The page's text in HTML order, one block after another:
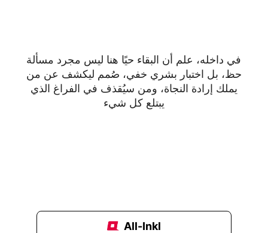
في داخله، علم أن البقاء حيًا هنا ليس مجرد مسألة
حظ، بل اختبار بشري خفي، صُمم ليكشف عن من
يملك إرادة النجاة، ومن سيُقذف في الفراغ الذي
يبتلع كل شيء
All-Inkl